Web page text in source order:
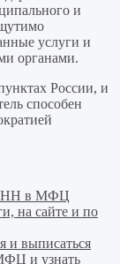
и
услуги и
органами.
России, и
способен
ИНН в МФЦ
на сайте и по
и выписаться
и узнать